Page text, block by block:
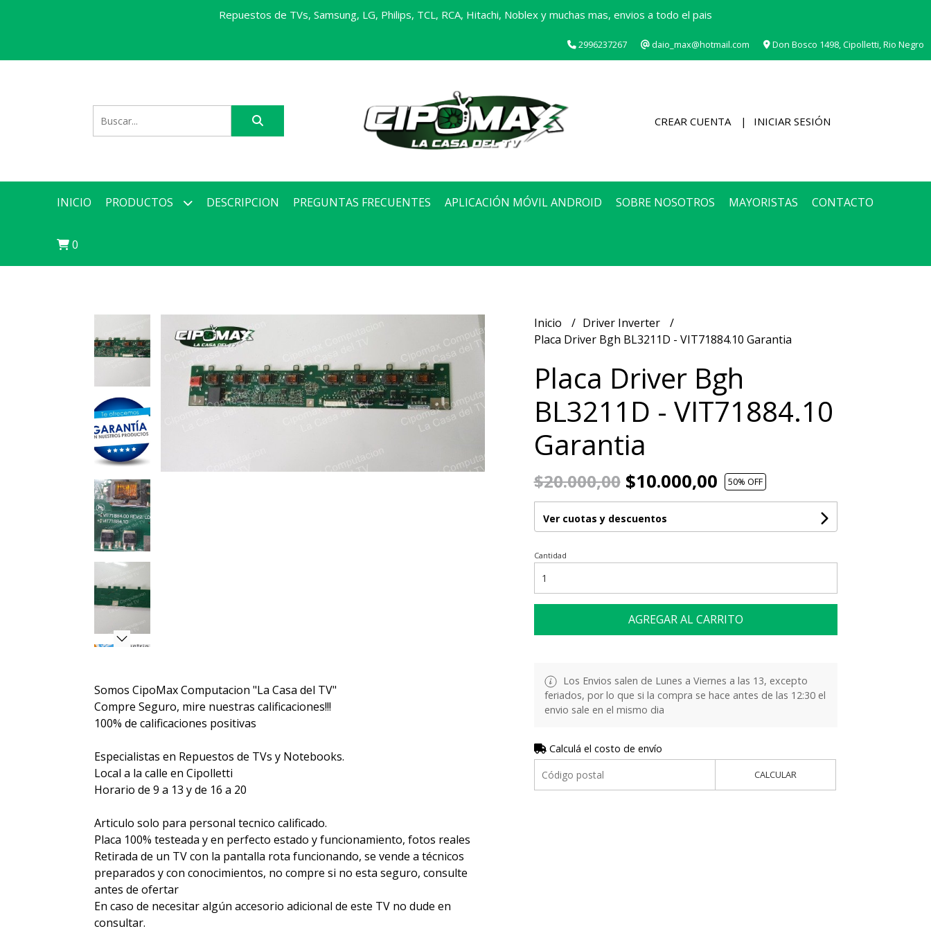
Repuestos de TVs, Samsung, LG, Philips, TCL, RCA, Hitachi, Noblex y muchas mas, envios a todo el pais
2996237267 daio_max@hotmail.com Don Bosco 1498, Cipolletti, Rio Negro
CREAR CUENTA INICIAR SESIÓN
INICIO PRODUCTOS DESCRIPCION PREGUNTAS FRECUENTES APLICACIÓN MÓVIL ANDROID SOBRE NOSOTROS MAYORISTAS CONTACTO
0
Somos CipoMax Computacion "La Casa del TV"
Compre Seguro, mire nuestras calificaciones!!!
100% de calificaciones positivas
Especialistas en Repuestos de TVs y Notebooks.
Local a la calle en Cipolletti
Horario de 9 a 13 y de 16 a 20
Articulo solo para personal tecnico calificado.
Placa 100% testeada y en perfecto estado y funcionamiento, fotos reales
Retirada de un TV con la pantalla rota funcionando, se vende a técnicos
preparados y con conocimientos, no compre si no esta seguro, consulte
antes de ofertar
En caso de necesitar algún accesorio adicional de este TV no dude en
consultar.
Inicio
Driver Inverter
Placa Driver Bgh BL3211D - VIT71884.10 Garantia
Placa Driver Bgh
BL3211D - VIT71884.10
Garantia
$20.000,00$10.000,00 50% OFF
Ver cuotas y descuentos
Cantidad
AGREGAR AL CARRITO
Los Envios salen de Lunes a Viernes a las 13, excepto
feriados, por lo que si la compra se hace antes de las 12:30 el
envio sale en el mismo dia
Calculá el costo de envío
CALCULAR